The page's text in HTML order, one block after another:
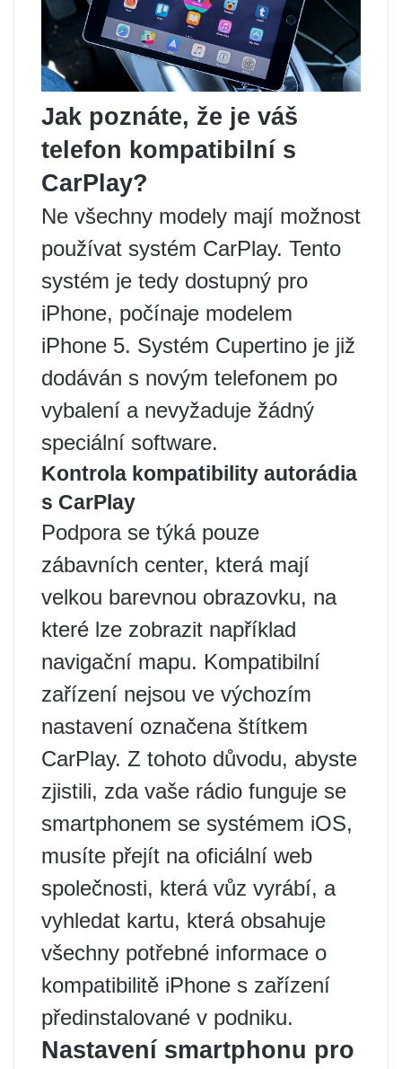
Jak poznáte, že je váš
telefon kompatibilní s
CarPlay?
Ne všechny modely mají možnost
používat systém CarPlay. Tento
systém je tedy dostupný pro
iPhone, počínaje modelem
iPhone 5. Systém Cupertino je již
dodáván s novým telefonem po
vybalení a nevyžaduje žádný
speciální software.
Kontrola kompatibility autorádia
s CarPlay
Podpora se týká pouze
zábavních center, která mají
velkou barevnou obrazovku, na
které lze zobrazit například
navigační mapu. Kompatibilní
zařízení nejsou ve výchozím
nastavení označena štítkem
CarPlay. Z tohoto důvodu, abyste
zjistili, zda vaše rádio funguje se
smartphonem se systémem iOS,
musíte přejít na oficiální web
společnosti, která vůz vyrábí, a
vyhledat kartu, která obsahuje
všechny potřebné informace o
kompatibilitě iPhone s zařízení
předinstalované v podniku.
Nastavení smartphonu pro